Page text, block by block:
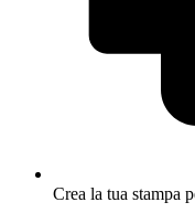
Crea la tua stampa